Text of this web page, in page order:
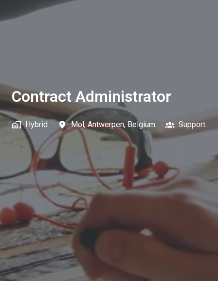
Contract Administrator
Hybrid Mol, Antwerpen, Belgium Support